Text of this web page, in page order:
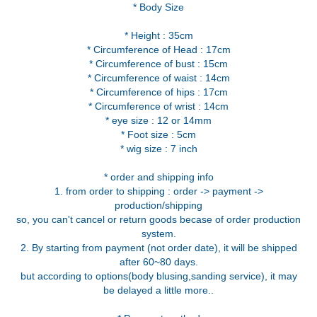
* Body Size
* Height : 35cm
* Circumference of Head : 17cm
* Circumference of bust : 15cm
* Circumference of waist : 14cm
* Circumference of hips : 17cm
* Circumference of wrist : 14cm
* eye size : 12 or 14mm
* Foot size : 5cm
* wig size : 7 inch
* order and shipping info
1. from order to shipping : order -> payment ->
production/shipping
so, you can't cancel or return goods becase of order production
system.
2. By starting from payment (not order date), it will be shipped
after 60~80 days.
but according to options(body blusing,sanding service), it may
be delayed a little more..